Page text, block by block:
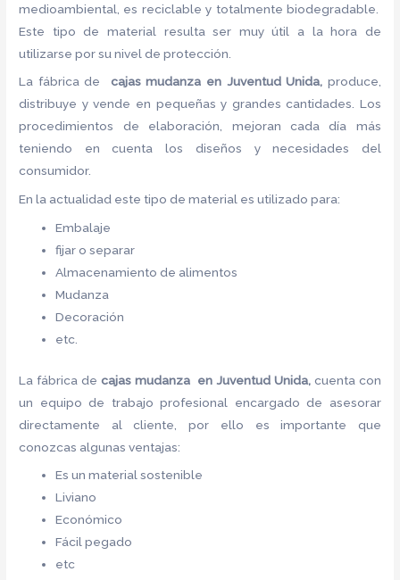
medioambiental, es reciclable y totalmente biodegradable.
Este tipo de material resulta ser muy útil a la hora de
utilizarse por su nivel de protección.
La fábrica de cajas mudanza en Juventud Unida, produce,
distribuye y vende en pequeñas y grandes cantidades. Los
procedimientos de elaboración, mejoran cada día más
teniendo en cuenta los diseños y necesidades del
consumidor.
En la actualidad este tipo de material es utilizado para:
Embalaje
fijar o separar
Almacenamiento de alimentos
Mudanza
Decoración
etc.
La fábrica decajas mudanza en Juventud Unida, cuenta con
un equipo de trabajo profesional encargado de asesorar
directamente al cliente, por ello es importante que
conozcas algunas ventajas:
Es un material sostenible
Liviano
Económico
Fácil pegado
etc